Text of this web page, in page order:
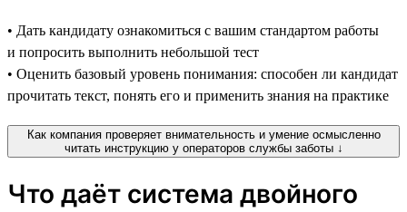
• Дать кандидату ознакомиться с вашим стандартом работы
и попросить выполнить небольшой тест
• Оценить базовый уровень понимания: способен ли кандидат
прочитать текст, понять его и применить знания на практике
Как компания проверяет внимательность и умение осмысленно
читать инструкцию у операторов службы заботы ↓
Что даёт система двойного